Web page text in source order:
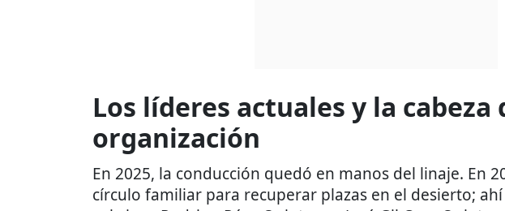
Los líderes actuales y la cabeza
organización
En 2025, la conducción quedó en manos del linaje. En
círculo familiar para recuperar plazas en el desierto;